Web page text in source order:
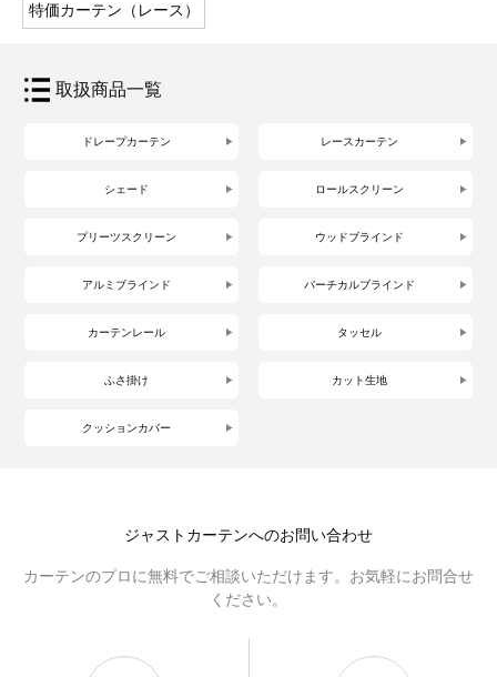
特価カーテン（レース）
取扱商品一覧
ドレープカーテン レースカーテン
シェード ロールスクリーン
プリーツスクリーン ウッドブラインド
アルミブラインド バーチカルブラインド
カーテンレール タッセル
ふさ掛け カット生地
クッションカバー
ジャストカーテンへのお問い合わせ
カーテンのプロに無料でご相談いただけます。お気軽にお問合せ
ください。